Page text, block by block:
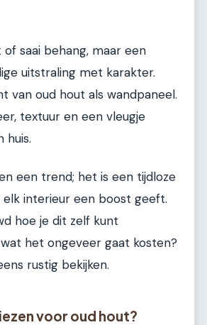
saai behang, maar een
uitstraling met karakter.
van oud hout als wandpaneel.
textuur en een vleugje
huis.
een trend; het is een tijdloze
elk interieur een boost geeft.
hoe je dit zelf kunt
het ongeveer gaat kosten?
rustig bekijken.
voor oud hout?